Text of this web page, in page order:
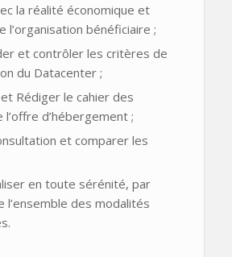
la réalité économique et
l’organisation bénéficiaire ;
et contrôler les critères de
du Datacenter ;
Rédiger le cahier des
l’offre d’hébergement ;
et comparer les
en toute sérénité, par
l’ensemble des modalités